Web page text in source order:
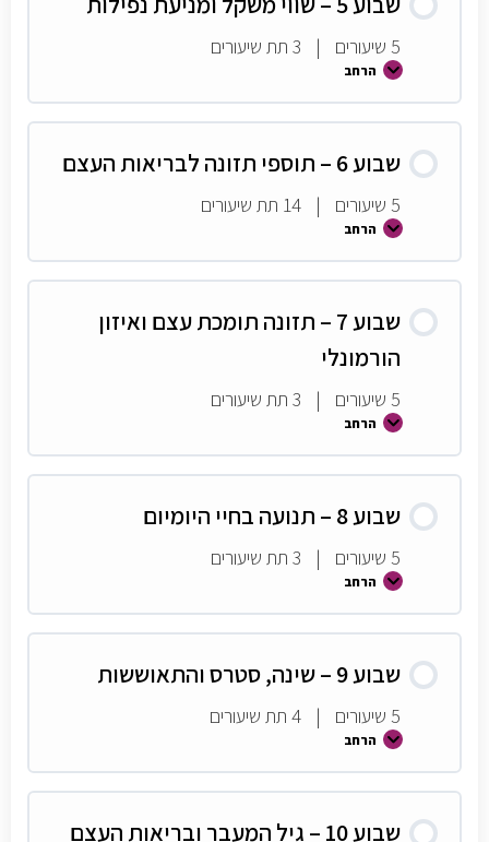
5 שיעורים | 3 תת שיעורים
הרחב
שבוע 6 – תוספי תזונה לבריאות העצם
5 שיעורים | 14 תת שיעורים
הרחב
שבוע 7 – תזונה תומכת עצם ואיזון
הורמונלי
5 שיעורים | 3 תת שיעורים
הרחב
שבוע 8 – תנועה בחיי היומיום
5 שיעורים | 3 תת שיעורים
הרחב
שבוע 9 – שינה, סטרס והתאוששות
5 שיעורים | 4 תת שיעורים
הרחב
שבוע 10 – גיל המעבר ובריאות העצם